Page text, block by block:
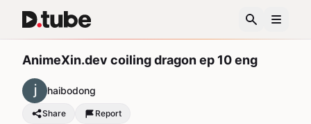
AnimeXin.dev coiling dragon ep 10 eng
haibodong
Share Report